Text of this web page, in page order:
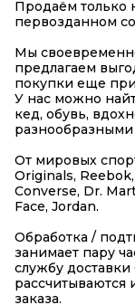
Продаём только
первозданном
Мы
предлагаем
покупки еще
У нас можно
кед, обувь,
От мировых
Originals,
Converse, Dr.
Face, Jordan.
Обработка /
занимает пару
службу
рассчитываются
заказа.